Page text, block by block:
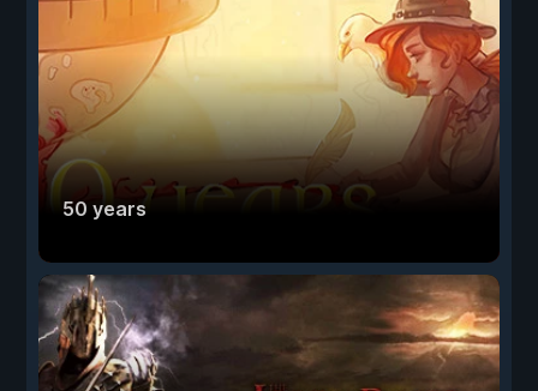
50 years